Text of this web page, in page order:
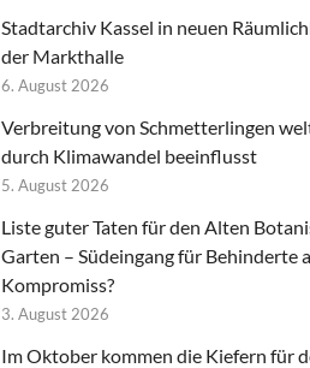
Stadtarchiv Kassel in neuen
der Markthalle
6. August 2026
Verbreitung von Schmetterlingen
durch Klimawandel beeinflusst
5. August 2026
Liste guter Taten für den Alten
Garten – Südeingang für Behinderte
Kompromiss?
3. August 2026
Im Oktober kommen die Kiefern für